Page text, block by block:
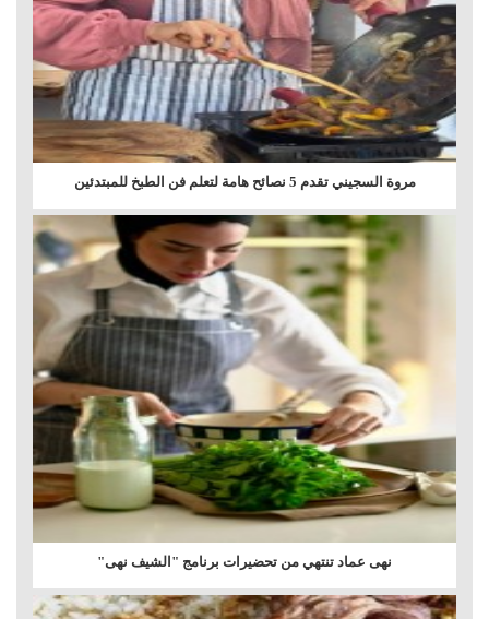
مروة السجيني تقدم 5 نصائح هامة لتعلم فن الطبخ للمبتدئين
نهى عماد تنتهي من تحضيرات برنامج "الشيف نهى"